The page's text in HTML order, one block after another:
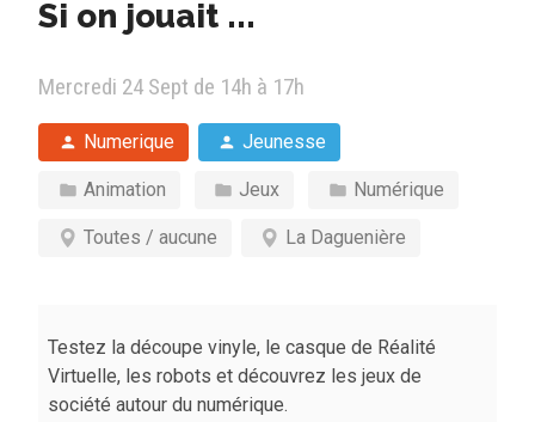
Si on jouait ...
Mercredi 24 Sept de 14h à 17h
Numerique Jeunesse
Animation Jeux Numérique
Toutes / aucune La Daguenière
Testez la découpe vinyle, le casque de Réalité
Virtuelle, les robots et découvrez les jeux de
société autour du numérique.